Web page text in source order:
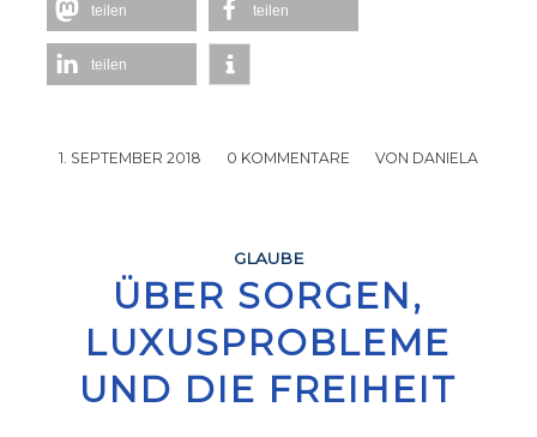
teilen teilen
teilen
1. SEPTEMBER 2018
/ 0 KOMMENTARE
/ VON DANIELA
GLAUBE
ÜBER SORGEN,
LUXUSPROBLEME
UND DIE FREIHEIT